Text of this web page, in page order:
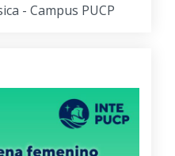
- Campus PUCP